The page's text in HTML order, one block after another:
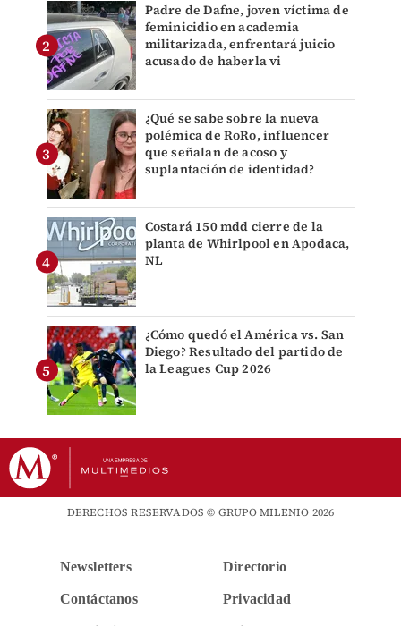
Padre de Dafne, joven víctima de
feminicidio en academia
militarizada, enfrentará juicio
acusado de haberla vi
¿Qué se sabe sobre la nueva
polémica de RoRo, influencer
que señalan de acoso y
suplantación de identidad?
Costará 150 mdd cierre de la
planta de Whirlpool en Apodaca,
NL
¿Cómo quedó el América vs. San
Diego? Resultado del partido de
la Leagues Cup 2026
DERECHOS RESERVADOS © GRUPO MILENIO 2026
Newsletters
Contáctanos
Directorio
Privacidad